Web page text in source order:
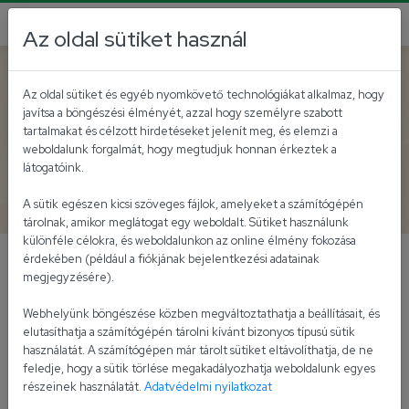
Vissza
Vidékfejlesztési Alap
Pályázatok
VP2-4.1.3.5-21
kódszámú,
Kertészeti
Az oldal sütiket használ
Az oldal sütiket és egyéb nyomkövető technológiákat alkalmaz, hogy
javítsa a böngészési élményét, azzal hogy személyre szabott
tartalmakat és célzott hirdetéseket jelenít meg, és elemzi a
weboldalunk forgalmát, hogy megtudjuk honnan érkeztek a
látogatóink.
A sütik egészen kicsi szöveges fájlok, amelyeket a számítógépén
tárolnak, amikor meglátogat egy weboldalt. Sütiket használunk
különféle célokra, és weboldalunkon az online élmény fokozása
érdekében (például a fiókjának bejelentkezési adatainak
megjegyzésére).
Webhelyünk böngészése közben megváltoztathatja a beállításait, és
elutasíthatja a számítógépén tárolni kívánt bizonyos típusú sütik
használatát. A számítógépen már tárolt sütiket eltávolíthatja, de ne
feledje, hogy a sütik törlése megakadályozhatja weboldalunk egyes
részeinek használatát. Adatvédelmi nyilatkozat